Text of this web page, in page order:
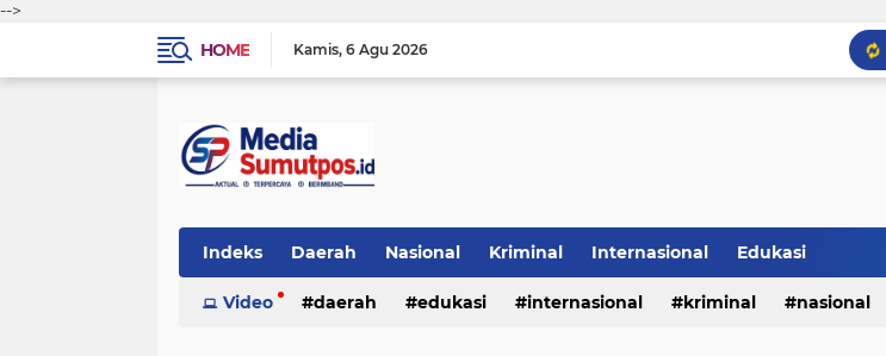
-->
HOME
Kamis 6 Agu 2026
Indeks Daerah Nasional Kriminal Internasional Edukasi
Video daerah edukasi internasional kriminal nasional